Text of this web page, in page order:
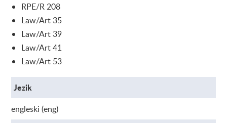
RPE/R 208
Law/Art 35
Law/Art 39
Law/Art 41
Law/Art 53
Jezik
engleski (eng)